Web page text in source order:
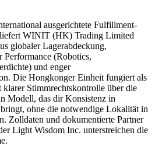
ausgerichtete Fulfillment-
WINIT (HK) Trading Limited
globaler Lagerabdeckung,
Performance (Robotics,
und enger
Die Hongkonger Einheit fungiert als
Stimmrechtskontrolle über die
Modell, das dir Konsistenz in
ohne die notwendige Lokalität in
Zolldaten und dokumentierte Partner
Light Wisdom Inc. unterstreichen die